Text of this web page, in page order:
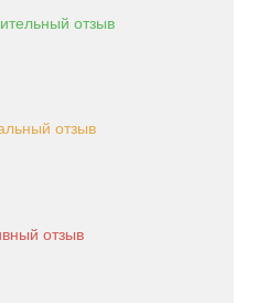
отзыв
отзыв
отзыв